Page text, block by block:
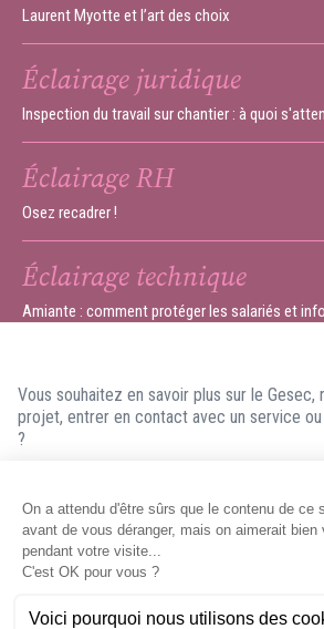
Laurent Myotte et l’art des choix
Éclairage juridique
Inspection du travail sur chantier : à quoi
Éclairage RH
Osez recadrer !
Éclairage technique
Amiante : comment protéger les salariés et
Vous souhaitez en savoir plus sur le Gesec,
projet, entrer en contact avec un service
?
répondre dans les meilleurs délais.